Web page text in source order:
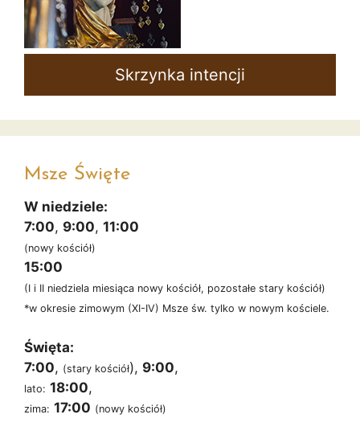
Skrzynka intencji
Msze Święte
W niedziele:
7:00, 9:00, 11:00
(nowy kościół)
15:00
(I i II niedziela miesiąca nowy kościół, pozostałe stary kościół)
*w okresie zimowym (XI-IV) Msze św. tylko w nowym kościele.
Święta:
7:00, (stary kościół), 9:00,
lato: 18:00,
zima: 17:00 (nowy kościół)